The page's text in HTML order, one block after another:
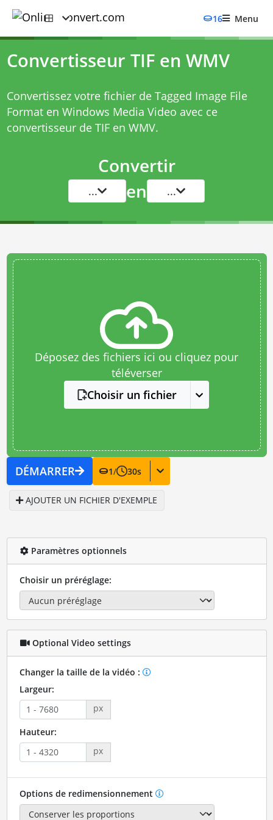
16 Menu
Convertisseur TIF en WMV
Convertissez votre fichier de Tagged Image File
Format en Windows Media Video avec ce
convertisseur de TIF en WMV.
Convertir
... en ...
Déposez des fichiers ici ou cliquez pour
téléverser
Choisir un fichier
DÉMARRER 1/ 30s
AJOUTER UN FICHIER D'EXEMPLE
Paramètres optionnels
Choisir un préréglage:
Optional Video settings
Changer la taille de la vidéo :
Largeur:
px
Hauteur:
px
Options de redimensionnement